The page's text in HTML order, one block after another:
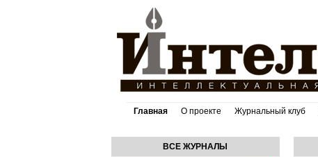
Главная О проекте Журнальный клуб
ВСЕ ЖУРНАЛЫ